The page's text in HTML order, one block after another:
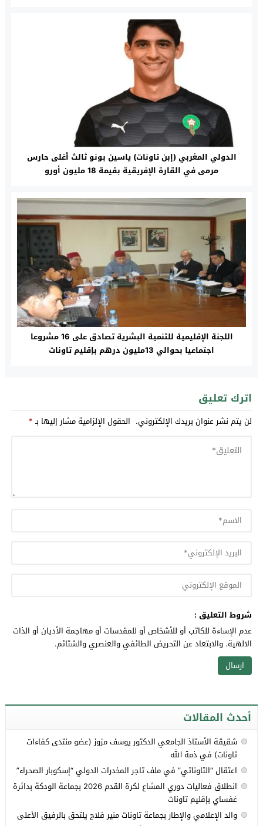
الدولي المغربي (إبن تاونات) ياسين بونو ثالث أغلى حارس
مرمى في القارة الإفريقية بقيمة 18 مليون أورو
اللجنة الإقليمية للتنمية البشرية تصادق على 16 مشروعا
اجتماعيا بحوالي 13مليون درهم بإقليم تاونات
اترك تعليق
لن يتم نشر عنوان بريدك الإلكتروني. الحقول الإلزامية مشار إليها بـ*
شروط التعليق :
عدم الإساءة للكاتب أو للأشخاص أو للمقدسات أو مهاجمة الأديان أو الذات
الالهية. والابتعاد عن التحريض الطائفي والعنصري والشتائم.
أحدث المقالات
شقيقة الأستاذ الجامعي الدكتور يوسف مزوز (عضو منتدى كفاءات
تاونات) في ذمة الله
اعتقال “التاوناتي” في ملف تاجر المخدرات الدولي “إسكوبار الصحراء”
انطلاق فعاليات دوري المشاع لكرة القدم 2026 بجماعة الودكة بدائرة
غفساي بإقليم تاونات
والد الإعلامي والإطار بجماعة تاونات منير فلاح يلتحق بالرفيق الأعلى